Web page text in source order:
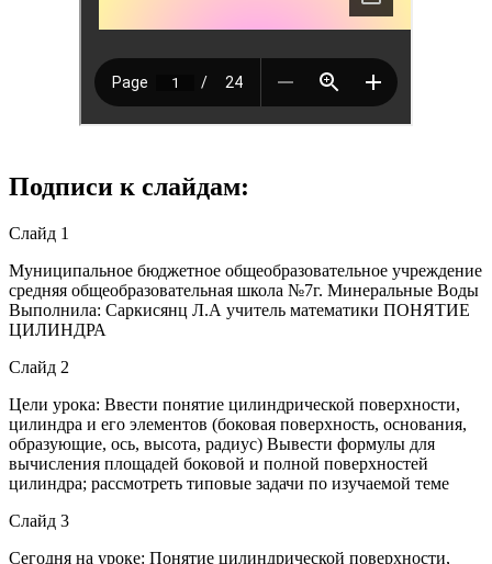
Подписи к слайдам:
Слайд 1
Муниципальное бюджетное общеобразовательное учреждение
средняя общеобразовательная школа №7г. Минеральные Воды
Выполнила: Саркисянц Л.А учитель математики ПОНЯТИЕ
ЦИЛИНДРА
Слайд 2
Цели урока: Ввести понятие цилиндрической поверхности,
цилиндра и его элементов (боковая поверхность, основания,
образующие, ось, высота, радиус) Вывести формулы для
вычисления площадей боковой и полной поверхностей
цилиндра; рассмотреть типовые задачи по изучаемой теме
Слайд 3
Сегодня на уроке: Понятие цилиндрической поверхности,